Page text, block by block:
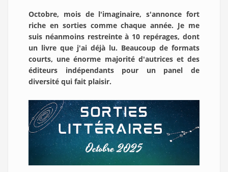
Octobre, mois de l'imaginaire, s'annonce fort
riche en sorties comme chaque année. Je me
suis néanmoins restreinte à 10 repérages, dont
un livre que j'ai déjà lu. Beaucoup de formats
courts, une énorme majorité d'autrices et des
éditeurs indépendants pour un panel de
diversité qui fait plaisir.